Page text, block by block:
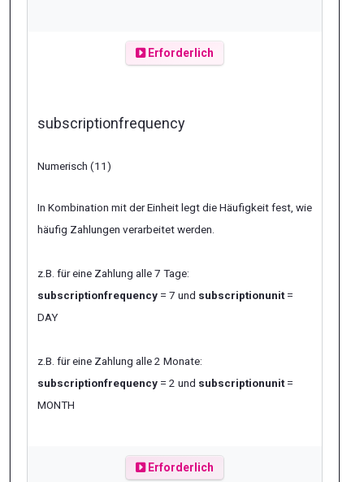
Erforderlich
subscriptionfrequency
Numerisch (11)
In Kombination mit der Einheit legt die Häufigkeit fest, wie
häufig Zahlungen verarbeitet werden.
z.B. für eine Zahlung alle 7 Tage:
subscriptionfrequency = 7 und subscriptionunit=
DAY
z.B. für eine Zahlung alle 2 Monate:
subscriptionfrequency = 2 und subscriptionunit=
MONTH
Erforderlich